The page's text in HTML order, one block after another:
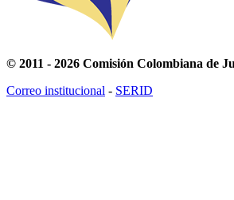
© 2011 - 2026 Comisión Colombiana de
Correo institucional - SERID